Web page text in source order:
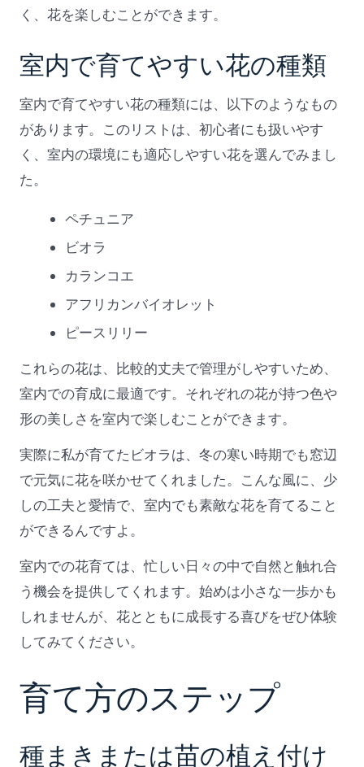
く、花を楽しむことができます。
室内で育てやすい花の種類
室内で育てやすい花の種類には、以下のようなもの
があります。このリストは、初心者にも扱いやす
く、室内の環境にも適応しやすい花を選んでみまし
た。
ペチュニア
ビオラ
カランコエ
アフリカンバイオレット
ピースリリー
これらの花は、比較的丈夫で管理がしやすいため、
室内での育成に最適です。それぞれの花が持つ色や
形の美しさを室内で楽しむことができます。
実際に私が育てたビオラは、冬の寒い時期でも窓辺
で元気に花を咲かせてくれました。こんな風に、少
しの工夫と愛情で、室内でも素敵な花を育てること
ができるんですよ。
室内での花育ては、忙しい日々の中で自然と触れ合
う機会を提供してくれます。始めは小さな一歩かも
しれませんが、花とともに成長する喜びをぜひ体験
してみてください。
育て方のステップ
種まきまたは苗の植え付け